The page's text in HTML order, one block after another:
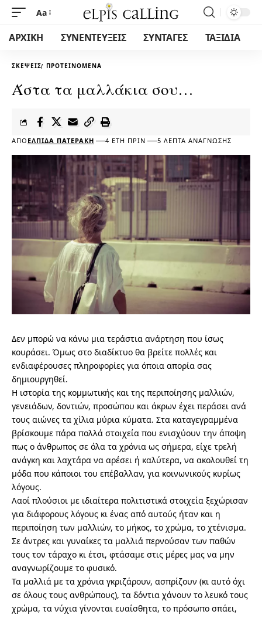
Aa
ΑΡΧΙΚΗ ΣΥΝΕΝΤΕΥΞΕΙΣ ΣΥΝΤΑΓΕΣ ΤΑΞΙΔΙΑ
ΣΚΈΨΕΙΣ ΠΡΟΤΕΙΝΌΜΕΝΑ
Άστα τα μαλλάκια σου…
ΑΠΌ ΕΛΠΊΔΑ ΠΑΤΕΡΆΚΗ 4 ΈΤΗ ΠΡΙΝ 5 ΛΕΠΤΆ ΑΝΆΓΝΩΣΗΣ
Δεν μπορώ να κάνω μια τεράστια ανάρτηση που ίσως
κουράσει. Όμως στο διαδίκτυο θα βρείτε πολλές και
ενδιαφέρουσες πληροφορίες για όποια απορία σας
δημιουργηθεί.
Η ιστορία της κομμωτικής και της περιποίησης μαλλιών,
γενειάδων, δοντιών, προσώπου και άκρων έχει περάσει ανά
τους αιώνες τα χίλια μύρια κύματα. Στα καταγεγραμμένα
βρίσκουμε πάρα πολλά στοιχεία που ενισχύουν την άποψη
πως ο άνθρωπος σε όλα τα χρόνια ως σήμερα, είχε τρελή
ανάγκη και λαχτάρα να αρέσει ή καλύτερα, να ακολουθεί τη
μόδα που κάποιοι του επέβαλλαν, για κοινωνικούς κυρίως
λόγους.
Λαοί πλούσιοι με ιδιαίτερα πολιτιστικά στοιχεία ξεχώρισαν
για διάφορους λόγους κι ένας από αυτούς ήταν και η
περιποίηση των μαλλιών, το μήκος, το χρώμα, το χτένισμα.
Σε άντρες και γυναίκες τα μαλλιά περνούσαν των παθών
τους τον τάραχο κι έτσι, φτάσαμε στις μέρες μας να μην
αναγνωρίζουμε το φυσικό.
Τα μαλλιά με τα χρόνια γκριζάρουν, ασπρίζουν (κι αυτό όχι
σε όλους τους ανθρώπους), τα δόντια χάνουν το λευκό τους
χρώμα, τα νύχια γίνονται ευαίσθητα, το πρόσωπο σπάει,